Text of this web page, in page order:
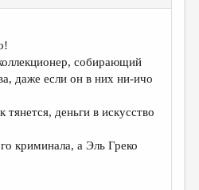
собирающий
даже если он в них ни-ичо
деньги в искусство
криминала, а Эль Греко